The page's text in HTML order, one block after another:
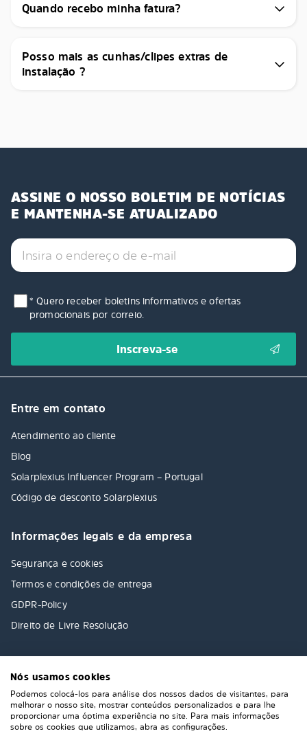
Quando recebo minha fatura?
Posso mais as cunhas/clipes extras de
instalação ?
ASSINE O NOSSO BOLETIM DE NOTÍCIAS
E MANTENHA-SE ATUALIZADO
* Quero receber boletins informativos e ofertas
promocionais por correio.
Entre em contato
Atendimento ao cliente
Blog
Solarplexius Influencer Program – Portugal
Código de desconto Solarplexius
Informações legais e da empresa
Segurança e cookies
Termos e condições de entrega
GDPR-Policy
Direito de Livre Resolução
Nós usamos cookies
Podemos colocá-los para análise dos nossos dados de visitantes, para
melhorar o nosso site, mostrar conteúdos personalizados e para lhe
proporcionar uma óptima experiência no site. Para mais informações
sobre os cookies que utilizamos, abra as configurações.